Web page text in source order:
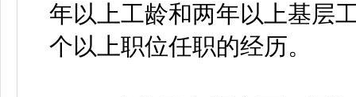
年以上工龄和两年以上基层
个以上职位任职的经历。